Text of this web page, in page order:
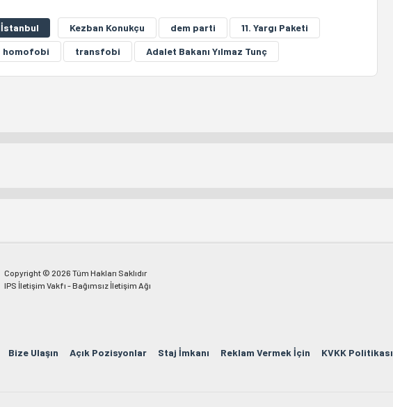
İstanbul Kezban Konukçu dem parti
11. Yargı Paketi
homofobi transfobi Adalet Bakanı Yılmaz Tunç
Copyright © 2026 Tüm Hakları Saklıdır
IPS İletişim Vakfı - Bağımsız İletişim Ağı
Bize Ulaşın Açık Pozisyonlar Staj İmkanı Reklam Vermek İçin KVKK Politikası